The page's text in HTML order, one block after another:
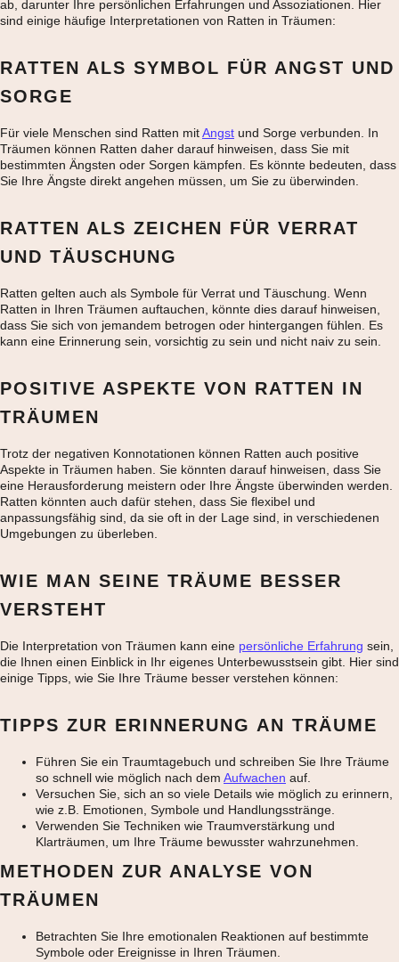
ab, darunter Ihre persönlichen Erfahrungen und Assoziationen. Hier
sind einige häufige Interpretationen von Ratten in Träumen:
RATTEN ALS SYMBOL FÜR ANGST UND
SORGE
Für viele Menschen sind Ratten mitAngst und Sorge verbunden. In
Träumen können Ratten daher darauf hinweisen, dass Sie mit
bestimmten Ängsten oder Sorgen kämpfen. Es könnte bedeuten, dass
Sie Ihre Ängste direkt angehen müssen, um Sie zu überwinden.
RATTEN ALS ZEICHEN FÜR VERRAT
UND TÄUSCHUNG
Ratten gelten auch als Symbole für Verrat und Täuschung. Wenn
Ratten in Ihren Träumen auftauchen, könnte dies darauf hinweisen,
dass Sie sich von jemandem betrogen oder hintergangen fühlen. Es
kann eine Erinnerung sein, vorsichtig zu sein und nicht naiv zu sein.
POSITIVE ASPEKTE VON RATTEN IN
TRÄUMEN
Trotz der negativen Konnotationen können Ratten auch positive
Aspekte in Träumen haben. Sie könnten darauf hinweisen, dass Sie
eine Herausforderung meistern oder Ihre Ängste überwinden werden.
Ratten könnten auch dafür stehen, dass Sie flexibel und
anpassungsfähig sind, da sie oft in der Lage sind, in verschiedenen
Umgebungen zu überleben.
WIE MAN SEINE TRÄUME BESSER
VERSTEHT
Die Interpretation von Träumen kann eine persönliche Erfahrung sein,
die Ihnen einen Einblick in Ihr eigenes Unterbewusstsein gibt. Hier sind
einige Tipps, wie Sie Ihre Träume besser verstehen können:
TIPPS ZUR ERINNERUNG AN TRÄUME
Führen Sie ein Traumtagebuch und schreiben Sie Ihre Träume
so schnell wie möglich nach dem Aufwachen auf.
Versuchen Sie, sich an so viele Details wie möglich zu erinnern,
wie z.B. Emotionen, Symbole und Handlungsstränge.
Verwenden Sie Techniken wie Traumverstärkung und
Klarträumen, um Ihre Träume bewusster wahrzunehmen.
METHODEN ZUR ANALYSE VON
TRÄUMEN
Betrachten Sie Ihre emotionalen Reaktionen auf bestimmte
Symbole oder Ereignisse in Ihren Träumen.